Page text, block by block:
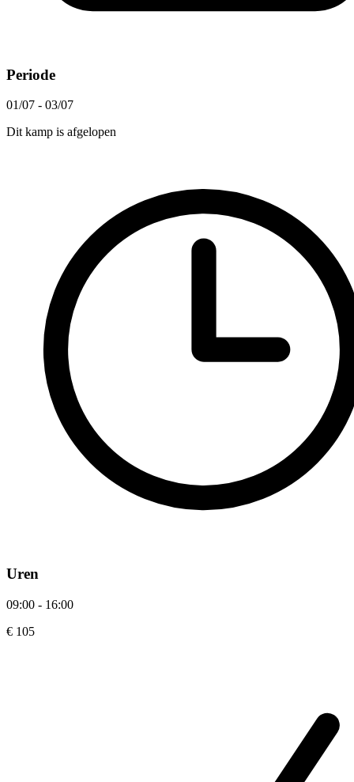
Periode
01/07 - 03/07
Dit kamp is afgelopen
Uren
09:00 - 16:00
€ 105